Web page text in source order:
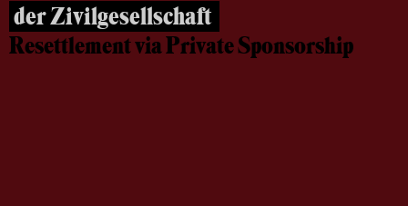
der Zivilgesellschaft
Resettlement via Private Sponsorship